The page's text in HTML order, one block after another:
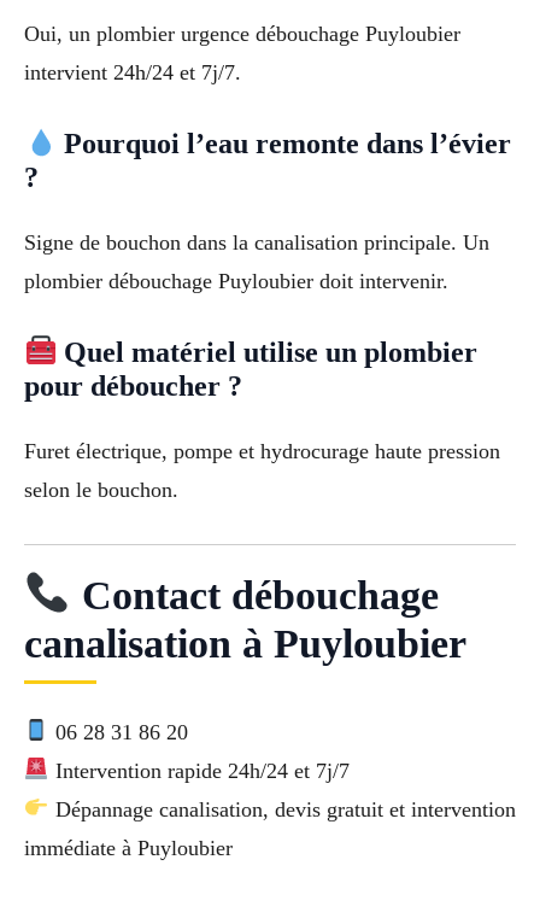
Oui, un plombier urgence débouchage Puyloubier
intervient 24h/24 et 7j/7.
Pourquoi l’eau remonte dans l’évier
?
Signe de bouchon dans la canalisation principale. Un
plombier débouchage Puyloubier doit intervenir.
Quel matériel utilise un plombier
pour déboucher ?
Furet électrique, pompe et hydrocurage haute pression
selon le bouchon.
Contact débouchage
canalisation à Puyloubier
06 28 31 86 20
Intervention rapide 24h/24 et 7j/7
Dépannage canalisation, devis gratuit et intervention
immédiate à Puyloubier